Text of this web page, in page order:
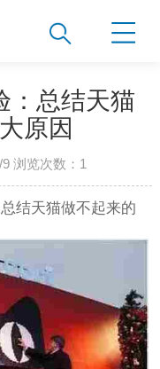
：总结天猫
原因
浏览次数： 1
结天猫做不起来的